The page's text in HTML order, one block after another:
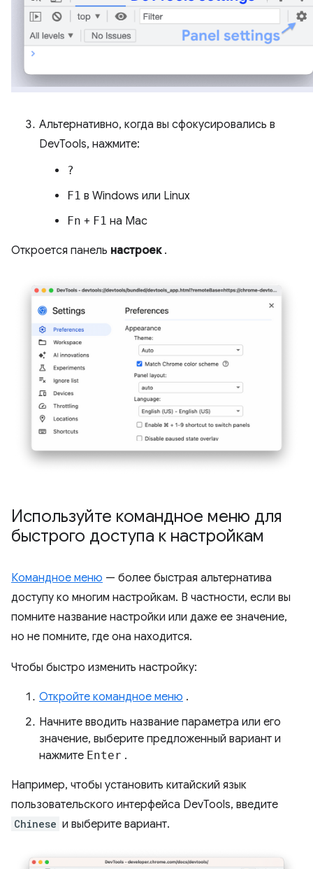
Альтернативно, когда вы сфокусировались в
DevTools, нажмите:
?
F1 в Windows или Linux
Fn + F1 на Mac
Откроется панель настроек.
Используйте командное меню для
быстрого доступа к настройкам
Командное меню — более быстрая альтернатива
доступу ко многим настройкам. В частности, если вы
помните название настройки или даже ее значение,
но не помните, где она находится.
Чтобы быстро изменить настройку:
Откройте командное меню .
Начните вводить название параметра или его
значение, выберите предложенный вариант и
нажмите Enter .
Например, чтобы установить китайский язык
пользовательского интерфейса DevTools, введите
Chinese и выберите вариант.